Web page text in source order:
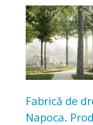
Fabrică de
Napoca.